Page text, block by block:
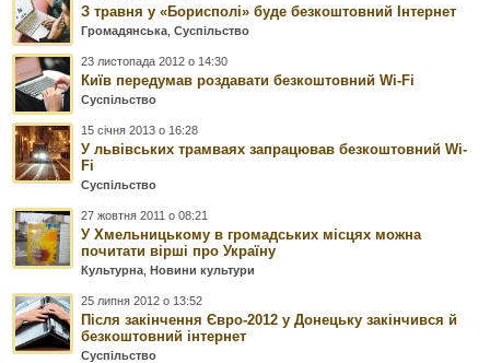
З травня у «Борисполі» буде безкоштовний Інтернет
Громадянська ,Суспільство
23 листопада 2012 о 14:30
Київ передумав роздавати безкоштовний Wi-Fi
Суспільство
15 січня 2013 о 16:28
У львівських трамваях запрацював безкоштовний Wi-
Fi
Суспільство
27 жовтня 2011 о 08:21
У Хмельницькому в громадських місцях можна
почитати вірші про Україну
Культурна ,Новини культури
25 липня 2012 о 13:52
Після закінчення Євро-2012 у Донецьку закінчився й
безкоштовний інтернет
Суспільство